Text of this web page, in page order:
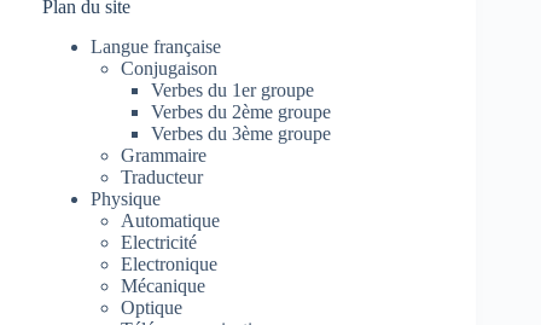
Plan du site
Langue française
Conjugaison
Verbes du 1er groupe
Verbes du 2ème groupe
Verbes du 3ème groupe
Grammaire
Traducteur
Physique
Automatique
Electricité
Electronique
Mécanique
Optique